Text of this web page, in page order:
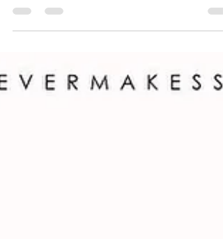
:: Pena que a maioria de nós vive no automático